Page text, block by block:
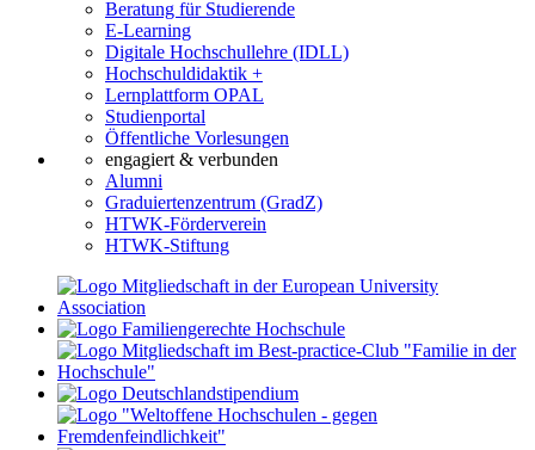
Beratung für Studierende
E-Learning
Digitale Hochschullehre (IDLL)
Hochschuldidaktik +
Lernplattform OPAL
Studienportal
Öffentliche Vorlesungen
engagiert & verbunden
Alumni
Graduiertenzentrum (GradZ)
HTWK-Förderverein
HTWK-Stiftung